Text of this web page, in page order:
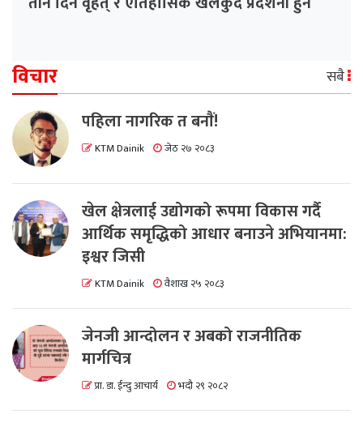
विचार सबै
पहिला नागरिक त बनाैं!
KTM Dainik जेठ २७ २०८३
खेल क्षेत्रलाई उद्योगको रूपमा विकास गर्दै
आर्थिक समृद्धिको आधार बनाउने अभियानमा:
इश्वर जिसी
KTM Dainik वैशाख २५ २०८३
जेनजी आन्दोलन र अबको राजनीतिक
मार्गचित्र
प्रा. डा. ईन्दु आचार्य भदौ २९ २०८२